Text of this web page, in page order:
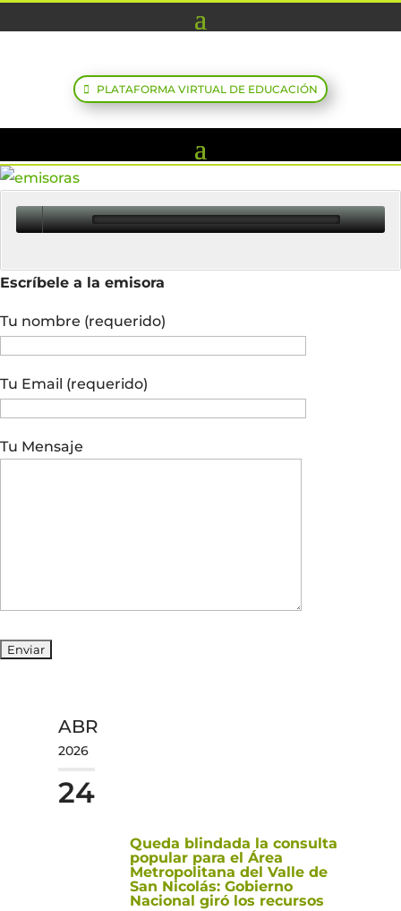
PLATAFORMA VIRTUAL DE EDUCACIÓN
Escríbele a la emisora
Tu nombre (requerido)
Tu Email (requerido)
Tu Mensaje
ABR
2026
24
Queda blindada la consulta
popular para el Área
Metropolitana del Valle de
San Nicolás: Gobierno
Nacional giró los recursos